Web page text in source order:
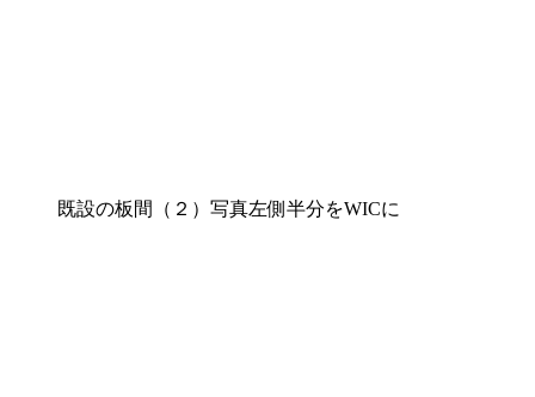
既設の板間（２）写真左側半分をWICに